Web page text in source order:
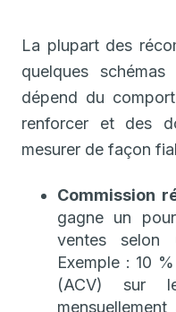
La plupart des
quelques
dépend du
renforcer et des
mesurer de façon
Commission
gagne un
ventes
Exemple : 10
(ACV) sur